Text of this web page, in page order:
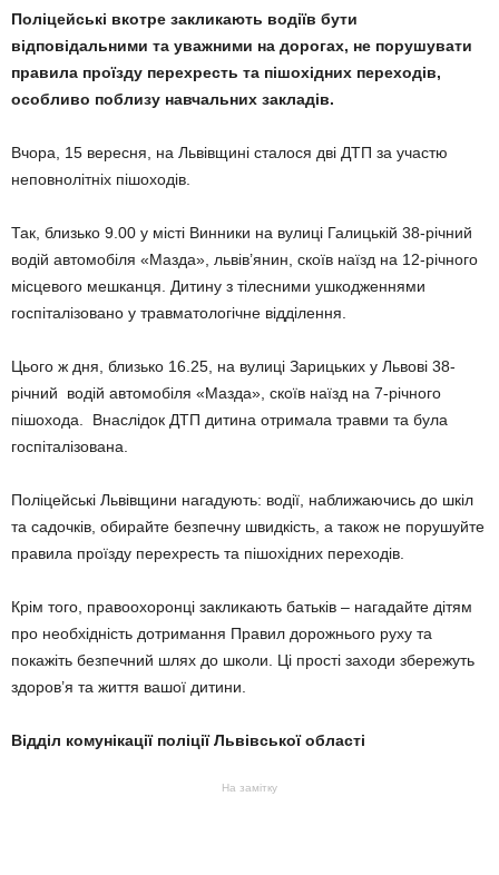
Поліцейські вкотре закликають водіїв бути
відповідальними та уважними на дорогах, не порушувати
правила проїзду перехресть та пішохідних переходів,
особливо поблизу навчальних закладів.
Вчора, 15 вересня, на Львівщині сталося дві ДТП за участю
неповнолітніх пішоходів.
Так, близько 9.00 у місті Винники на вулиці Галицькій 38-річний
водій автомобіля «Мазда», львів’янин, скоїв наїзд на 12-річного
місцевого мешканця. Дитину з тілесними ушкодженнями
госпіталізовано у травматологічне відділення.
Цього ж дня, близько 16.25, на вулиці Зарицьких у Львові 38-
річний водій автомобіля «Мазда», скоїв наїзд на 7-річного
пішохода. Внаслідок ДТП дитина отримала травми та була
госпіталізована.
Поліцейські Львівщини нагадують: водії, наближаючись до шкіл
та садочків, обирайте безпечну швидкість, а також не порушуйте
правила проїзду перехресть та пішохідних переходів.
Крім того, правоохоронці закликають батьків – нагадайте дітям
про необхідність дотримання Правил дорожнього руху та
покажіть безпечний шлях до школи. Ці прості заходи збережуть
здоров’я та життя вашої дитини.
Відділ комунікації поліції Львівської області
На замітку